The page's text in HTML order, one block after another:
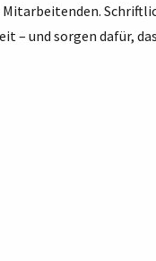
– und sorgen dafür,